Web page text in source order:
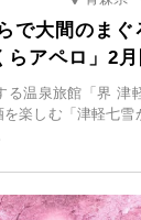
で大間のま
らアペロ」2
温泉旅館「界 津
楽しむ「津軽七雪